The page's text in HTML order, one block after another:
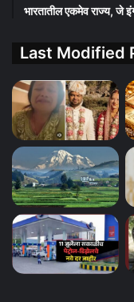
भारतातील एकमेव राज्य, जे
Last Modified